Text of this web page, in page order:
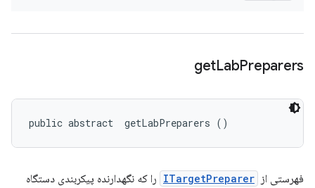
getLabPreparers
public abstract getLabPreparers ()
فهرستی از ITargetPreparer را که نگهدارنده پیکربندی دستگاه